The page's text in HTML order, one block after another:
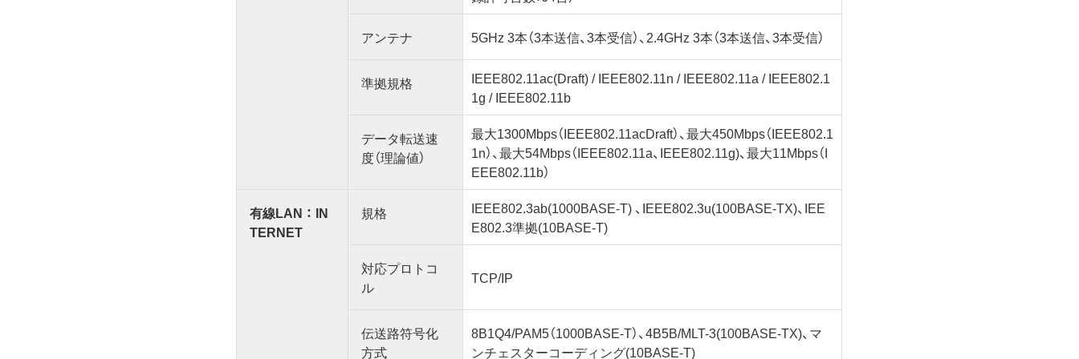
アンテナ 5GHz 3本（3本送信、3本受信）、2.4GHz 3本（3本送信、3本受信）
準拠規格
IEEE802.11ac(Draft) / IEEE802.11n / IEEE802.11a / IEEE802.1
1g / IEEE802.11b
データ転送速
度（理論値）
最大1300Mbps（IEEE802.11acDraft）、最大450Mbps（IEEE802.1
1n）、最大54Mbps（IEEE802.11a、IEEE802.11g)、最大11Mbps（I
EEE802.11b）
有線LAN ： IN
TERNET
規格
IEEE802.3ab(1000BASE-T) 、IEEE802.3u(100BASE-TX)、IEE
E802.3準拠(10BASE-T)
対応プロトコ
ル
TCP/IP
伝送路符号化
方式
8B1Q4/PAM5（1000BASE-T）、4B5B/MLT-3(100BASE-TX)、マ
ンチェスターコーディング(10BASE-T)